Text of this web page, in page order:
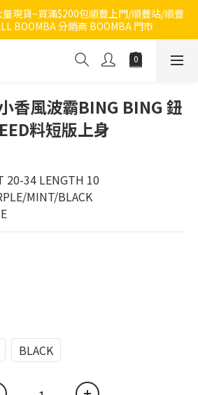
量現貨~買滿$200包順豐上門/順豐站/順豐
BOOMBA 分銷商 BOOMBA 門市
香風波霸BING BING 鈕
料短版上身
20-34 LENGTH 10
MINT/BLACK
BLACK